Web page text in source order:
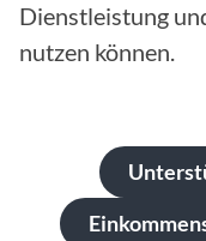
Dienstleistung
nutzen können.